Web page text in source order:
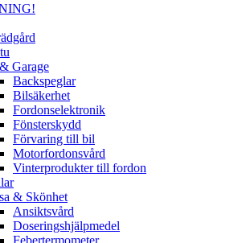
Garage
Backspeglar
Bilsäkerhet
Fordonselektronik
Fönsterskydd
Förvaring till bil
Motorfordonsvård
Vinterprodukter till fordon
& Skönhet
Ansiktsvård
Doseringshjälpmedel
Febertermometer